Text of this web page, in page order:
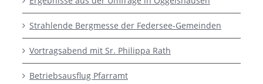
Strahlende Bergmesse der Federsee-Gemeinden
Vortragsabend mit Sr. Philippa Rath
Betriebsausflug Pfarramt